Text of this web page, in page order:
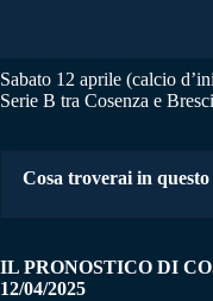
Sabato 12 aprile (calcio
Serie B tra Cosenza e
Cosa troverai in
IL PRONOSTICO DI
12/04/2025